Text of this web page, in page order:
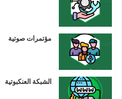
مؤتمرات صوتية
الشبكة العنكبوتية